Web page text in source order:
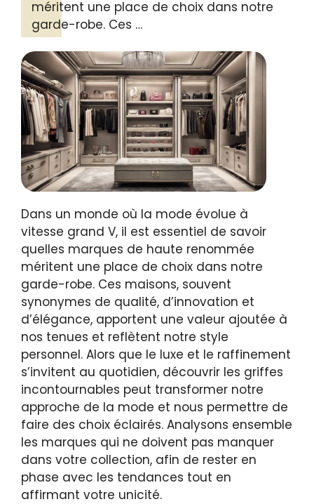
méritent une place de choix dans notre
garde-robe. Ces …
Dans un monde où la mode évolue à
vitesse grand V, il est essentiel de savoir
quelles marques de haute renommée
méritent une place de choix dans notre
garde-robe. Ces maisons, souvent
synonymes de qualité, d’innovation et
d’élégance, apportent une valeur ajoutée à
nos tenues et reflètent notre style
personnel. Alors que le luxe et le raffinement
s’invitent au quotidien, découvrir les griffes
incontournables peut transformer notre
approche de la mode et nous permettre de
faire des choix éclairés. Analysons ensemble
les marques qui ne doivent pas manquer
dans votre collection, afin de rester en
phase avec les tendances tout en
affirmant votre unicité.